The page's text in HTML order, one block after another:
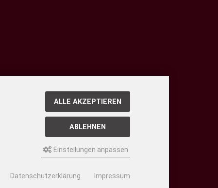
ALLE AKZEPTIEREN
ABLEHNEN
Einstellungen anpassen
Datenschutzerklärung Impressum